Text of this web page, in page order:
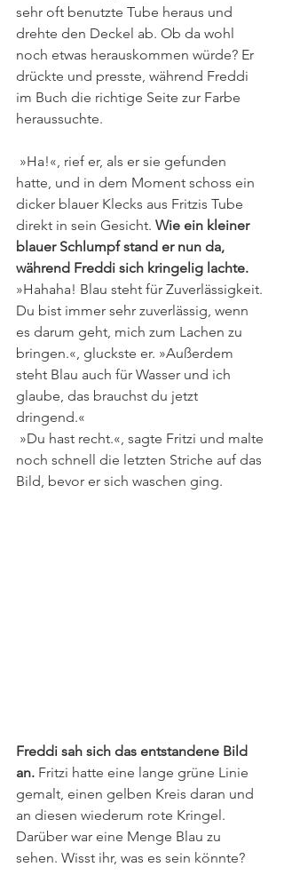
sehr oft benutzte Tube heraus und
drehte den Deckel ab. Ob da wohl
noch etwas herauskommen würde? Er
drückte und presste, während Freddi
im Buch die richtige Seite zur Farbe
heraussuchte.
hatte, und in dem Moment schoss ein
dicker blauer Klecks aus Fritzis Tube
direkt in sein Gesicht. Wie ein kleiner
blauer Schlumpf stand er nun da,
während Freddi sich kringelig lachte.
»Hahaha! Blau steht für Zuverlässigkeit.
Du bist immer sehr zuverlässig, wenn
es darum geht, mich zum Lachen zu
bringen.«, gluckste er. »Außerdem
steht Blau auch für Wasser und ich
glaube, das brauchst du jetzt
dringend.«
noch schnell die letzten Striche auf das
Bild, bevor er sich waschen ging.
Freddi sah sich das entstandene Bild
an. Fritzi hatte eine lange grüne Linie
gemalt, einen gelben Kreis daran und
an diesen wiederum rote Kringel.
Darüber war eine Menge Blau zu
sehen. Wisst ihr, was es sein könnte?